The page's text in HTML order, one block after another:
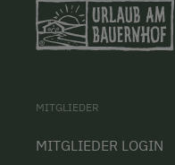
MITGLIEDER
MITGLIEDER LOGIN